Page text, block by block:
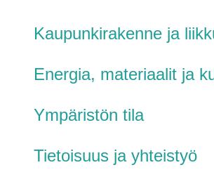
Kaupunkirakenne ja
Energia, materiaalit ja
Ympäristön tila
Tietoisuus ja yhteistyö